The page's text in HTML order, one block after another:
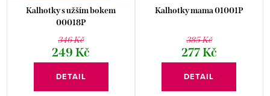
Kalhotky s užším bokem
00018P
346 Kč
249 Kč
DETAIL
Kalhotky mama 01001P
385 Kč
277 Kč
DETAIL